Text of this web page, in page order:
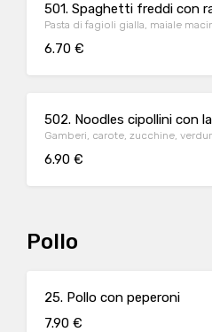
501. Spaghetti freddi con
Pasta di fagioli gialla, maiale
6.70 €
502. Noodles cipollini con
Gamberi, carote, zucchine,
6.90 €
Pollo
25. Pollo con peperoni
7.90 €